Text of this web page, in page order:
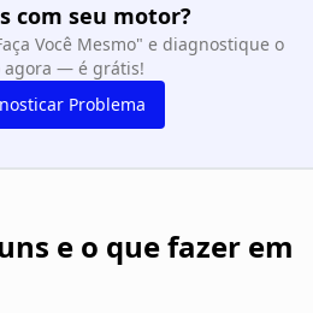
com seu motor?
Você Mesmo" e diagnostique o
agora — é grátis!
Problema
e o que fazer em